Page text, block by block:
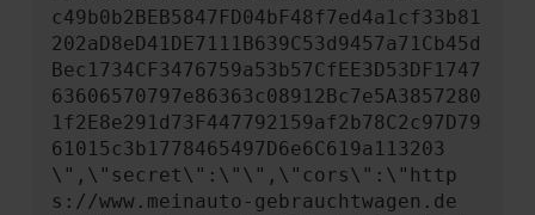
c49b0b2BEB5847FD04bF48f7ed4a1cf33b81
202aD8eD41DE7111B639C53d9457a71Cb45d
Bec1734CF3476759a53b57CfEE3D53DF1747
63606570797e86363c08912Bc7e5A3857280
1f2E8e291d73F447792159af2b78C2c97D79
61015c3b1778465497D6e6C619a113203
\",\"secret\":\"\",\"cors\":\"http
s://www.meinauto-gebrauchtwagen.de